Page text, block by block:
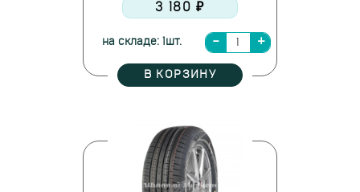
3 180 ₽
на складе: 1шт.
В КОРЗИНУ